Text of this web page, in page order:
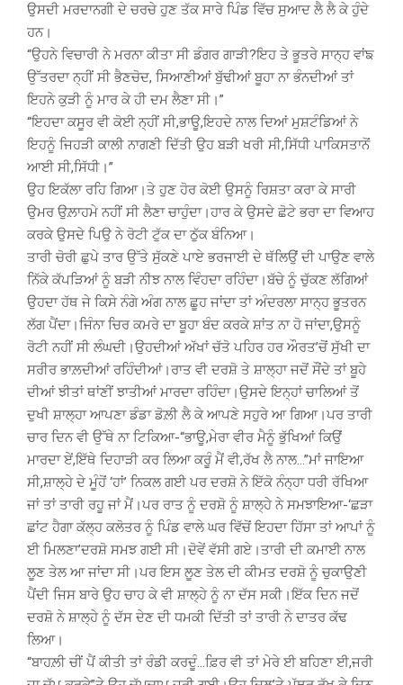
ਉਸਦੀ ਮਰਦਾਨਗੀ ਦੇ ਚਰਚੇ ਹੁਣ ਤੱਕ ਸਾਰੇ ਪਿੰਡ ਵਿੱਚ ਸੁਆਦ ਲੈ ਲੈ ਕੇ ਹੁੰਦੇ
ਹਨ।
“ਉਹਨੇ ਵਿਚਾਰੀ ਨੇ ਮਰਨਾ ਕੀਤਾ ਸੀ ਡੰਗਰ ਗਾੜੀ?ਇਹ ਤੇ ਭੂਤਰੇ ਸਾਨ੍ਹ ਵਾਂਙ
ਉੱਤਰਦਾ ਨ੍ਹੀਂ ਸੀ ਭੈਣਚੋਦ, ਸਿਆਣੀਆਂ ਬੁੱਢੀਆਂ ਬੂਹਾ ਨਾ ਭੰਨਦੀਆਂ ਤਾਂ
ਇਹਨੇ ਕੁੜੀ ਨੂੰ ਮਾਰ ਕੇ ਹੀ ਦਮ ਲੈਣਾ ਸੀ।”
“ਇਹਦਾ ਕਸੂਰ ਵੀ ਕੋਈ ਨ੍ਹੀਂ ਸੀ,ਭਾਊ,ਇਹਦੇ ਨਾਲ ਦਿਆਂ ਮੁਸ਼ਟੰਡਿਆਂ ਨੇ
ਇਹਨੂੰ ਜਿਹੜੀ ਕਾਲੀ ਨਾਗਣੀ ਦਿੱਤੀ ਉਹ ਬੜੀ ਖਰੀ ਸੀ,ਸਿੱਧੀ ਪਾਕਿਸਤਾਨੋਂ
ਆਈ ਸੀ,ਸਿੱਧੀ।”
ਉਹ ਇਕੱਲਾ ਰਹਿ ਗਿਆ।ਤੇ ਹੁਣ ਹੋਰ ਕੋਈ ਉਸਨੂੰ ਰਿਸ਼ਤਾ ਕਰਾ ਕੇ ਸਾਰੀ
ਉਮਰ ਉਲ਼ਾਹਮੇ ਨਹੀਂ ਸੀ ਲੈਣਾ ਚਾਹੁੰਦਾ।ਹਾਰ ਕੇ ਉਸਦੇ ਛੋਟੇ ਭਰਾ ਦਾ ਵਿਆਹ
ਕਰਕੇ ਉਸਦੇ ਪਿਉ ਨੇ ਰੋਟੀ ਟੁੱਕ ਦਾ ਠੁੱਕ ਬੰਨਿਆ।
ਤਾਰੀ ਚੋਰੀ ਛੁਪੇ ਤਾਰ ਉੱਤੇ ਸੁੱਕਣੇ ਪਾਏ ਭਰਜਾਈ ਦੇ ਥੱਲਿਉਂ ਦੀ ਪਾਉਣ ਵਾਲੇ
ਨਿੱਕੇ ਕੱਪੜਿਆਂ ਨੂੰ ਬੜੀ ਨੀਝ ਨਾਲ ਵਿੰਹਦਾ ਰਹਿੰਦਾ।ਬੱਚੇ ਨੂੰ ਚੁੱਕਣ ਲੱਗਿਆਂ
ਉਹਦਾ ਹੱਥ ਜੇ ਕਿਸੇ ਨੰਗੇ ਅੰਗ ਨਾਲ ਛੂਹ ਜਾਂਦਾ ਤਾਂ ਅੰਦਰਲਾ ਸਾਨ੍ਹ ਭੂਤਰਨ
ਲੱਗ ਪੈਂਦਾ।ਜਿੰਨਾ ਚਿਰ ਕਮਰੇ ਦਾ ਬੂਹਾ ਬੰਦ ਕਰਕੇ ਸ਼ਾਂਤ ਨਾ ਹੋ ਜਾਂਦਾ,ਉਸਨੂੰ
ਰੋਟੀ ਨਹੀਂ ਸੀ ਲੰਘਦੀ।ਉਹਦੀਆਂ ਅੱਖਾਂ ਚੱਤੋ ਪਹਿਰ ਹਰ ਔਰਤ’ਚੋਂ ਸੁੱਖੀ ਦਾ
ਸਰੀਰ ਭਾਲ਼ਦੀਆਂ ਰਹਿੰਦੀਆਂ।ਰਾਤ ਵੀ ਦਰਸ਼ੋ ਤੇ ਸ਼ਾਲ੍ਹਾ ਜਦੋਂ ਸੌਂਦੇ ਤਾਂ ਬੂਹੇ
ਦੀਆਂ ਝੀਤਾਂ ਥਾਂਣੀਂ ਝਾਤੀਆਂ ਮਾਰਦਾ ਰਹਿੰਦਾ।ਉਸਦੇ ਇਨ੍ਹਾਂ ਚਾਲਿਆਂ ਤੋਂ
ਦੁਖੀ ਸ਼ਾਲ੍ਹਾ ਆਪਣਾ ਡੰਡਾ ਡੋਲ਼ੀ ਲੈ ਕੇ ਆਪਣੇ ਸਹੁਰੇ ਆ ਗਿਆ।ਪਰ ਤਾਰੀ
ਚਾਰ ਦਿਨ ਵੀ ਉੱਥੇ ਨਾ ਟਿਕਿਆ-“ਭਾਊ,ਮੇਰਾ ਵੀਰ ਮੈਨੂੰ ਭੁੱਖਿਆਂ ਕਿਉਂ
ਮਾਰਦਾ ਏਂ,ਇੱਥੇ ਦਿਹਾੜੀ ਕਰ ਲਿਆ ਕਰੂੰ ਮੈਂ ਵੀ,ਰੱਖ ਲੈ ਨਾਲ…”ਮਾਂ ਜਾਇਆ
ਸੀ,ਸ਼ਾਲ੍ਹੇ ਦੇ ਮੂੰਹੋਂ ‘ਹਾਂ’ ਨਿਕਲ ਗਈ ਪਰ ਦਰਸ਼ੋ ਨੇ ਇੱਕੋ ਨੰਨ੍ਹਾ ਧਰੀ ਰੱਖਿਆ
ਜਾਂ ਤਾਂ ਤਾਰੀ ਰਹੂ ਜਾਂ ਮੈਂ।ਪਰ ਰਾਤ ਨੂੰ ਦਰਸ਼ੋ ਨੂੰ ਸ਼ਾਲ੍ਹੇ ਨੇ ਸਮਝਾਇਆ-‘ਛੜਾ
ਛਾਂਟ ਹੈਗਾ ਕੱਲ੍ਹ ਕਲੋਤਰ ਨੂੰ ਪਿੰਡ ਵਾਲੇ ਘਰ ਵਿੱਚੋਂ ਇਹਦਾ ਹਿੱਸਾ ਤਾਂ ਆਪਾਂ ਨੂੰ
ਈ ਮਿਲਣਾ’ਦਰਸ਼ੋ ਸਮਝ ਗਈ ਸੀ।ਦੋਵੇਂ ਵੱਸੀ ਗਏ।ਤਾਰੀ ਦੀ ਕਮਾਈ ਨਾਲ
ਲੂਣ ਤੇਲ ਆ ਜਾਂਦਾ ਸੀ।ਪਰ ਇਸ ਲੂਣ ਤੇਲ ਦੀ ਕੀਮਤ ਦਰਸ਼ੋ ਨੂੰ ਚੁਕਾਉਣੀ
ਪੈਂਦੀ ਜਿਸ ਬਾਰੇ ਉਹ ਚਾਹ ਕੇ ਵੀ ਸ਼ਾਲ੍ਹੇ ਨੂੰ ਨਾ ਦੱਸ ਸਕੀ।ਇੱਕ ਦਿਨ ਜਦੋਂ
ਦਰਸ਼ੋ ਨੇ ਸ਼ਾਲ੍ਹੇ ਨੂੰ ਦੱਸ ਦੇਣ ਦੀ ਧਮਕੀ ਦਿੱਤੀ ਤਾਂ ਤਾਰੀ ਨੇ ਦਾਤਰ ਕੱਢ
ਲਿਆ।
“ਬਾਹਲ਼ੀ ਚੀਂ ਪੈਂ ਕੀਤੀ ਤਾਂ ਰੰਡੀ ਕਰਦੂੰ…ਫ਼ਿਰ ਵੀ ਤਾਂ ਮੇਰੇ ਈ ਬਹਿਣਾ ਈ,ਜਰੀ